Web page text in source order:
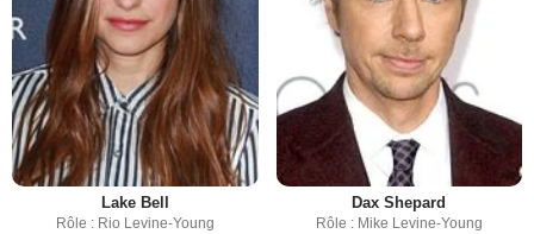
Lake Bell
Rôle : Rio Levine-Young
Dax Shepard
Rôle : Mike Levine-Young